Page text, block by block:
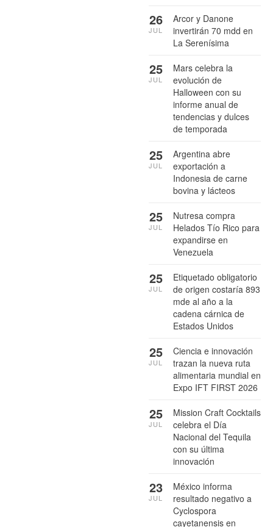
Arcor y Danone
invertirán 70 mdd en
La Serenísima
26
JUL
Mars celebra la
evolución de
Halloween con su
informe anual de
tendencias y dulces
de temporada
25
JUL
Argentina abre
exportación a
Indonesia de carne
bovina y lácteos
25
JUL
Nutresa compra
Helados Tío Rico para
expandirse en
Venezuela
25
JUL
Etiquetado obligatorio
de origen costaría 893
mde al año a la
cadena cárnica de
Estados Unidos
25
JUL
Ciencia e innovación
trazan la nueva ruta
alimentaria mundial en
Expo IFT FIRST 2026
25
JUL
Mission Craft Cocktails
celebra el Día
Nacional del Tequila
con su última
innovación
25
JUL
México informa
resultado negativo a
Cyclospora
cayetanensis en
23
JUL